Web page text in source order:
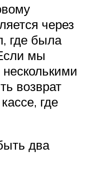
через
где была
мы
возврат
где
два